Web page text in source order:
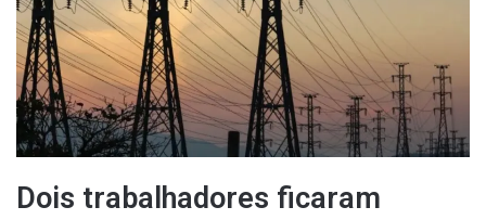
Dois trabalhadores ficaram